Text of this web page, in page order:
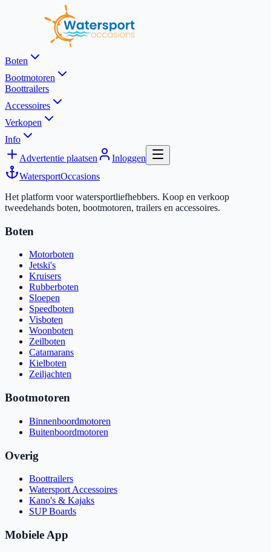
Boten
Bootmotoren
Boottrailers
Accessoires
Verkopen
Info
Advertentie plaatsen
Inloggen
WatersportOccasions
Het platform voor watersportliefhebbers. Koop en verkoop
tweedehands boten, bootmotoren, trailers en accessoires.
Boten
Motorboten
Jetski's
Kruisers
Rubberboten
Sloepen
Speedboten
Visboten
Woonboten
Zeilboten
Catamarans
Kielboten
Zeiljachten
Bootmotoren
Binnenboordmotoren
Buitenboordmotoren
Overig
Boottrailers
Watersport Accessoires
Kano's & Kajaks
SUP Boards
Mobiele App